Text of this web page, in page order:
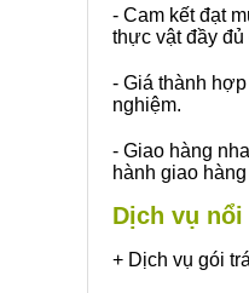
- Cam kết đạt
thực vật đầy đủ
- Giá thành hợp
nghiệm.
- Giao hàng
hành giao
Dịch vụ
+ Dịch vụ gói